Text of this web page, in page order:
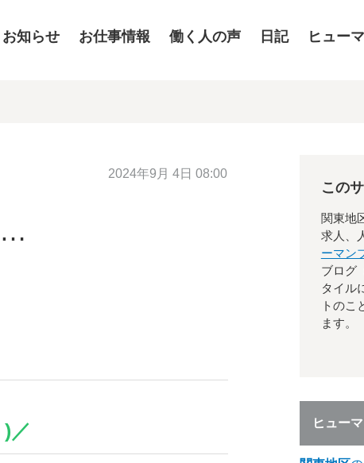
お知らせ お仕事情報 働く人の声 日記 ヒュー
2024年9月 4日 08:00
…
／
この
関東地
求人、
ーマン
ブログ
タイル
トのこ
ます。
ヒュー